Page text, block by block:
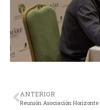
ANTERIOR